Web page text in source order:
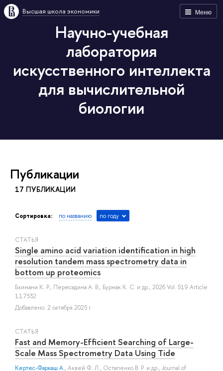
Меню
Высшая школа экономики
Научно-учебная
лаборатория
искусственного интеллекта
для вычислительной
биологии
Публикации
17 ПУБЛИКАЦИИ
Сортировка: по названию по году
СТАТЬЯ
Single amino acid variation identification in high
resolution tandem mass spectrometry data in
bottom up proteomics
Бхимани К. Р., Пересадина А. В., Бурмак К. С. и др., 2026 Vol. 519 Article
117532
Добавлено: 2 октября 2025 г.
СТАТЬЯ
Fast and Memory-Efficient Searching of Large-
Scale Mass Spectrometry Data Using Tide
Кертес-Фаркаш А., Аквей Ф. Л., Остапенко В. Р. и др., Journal of